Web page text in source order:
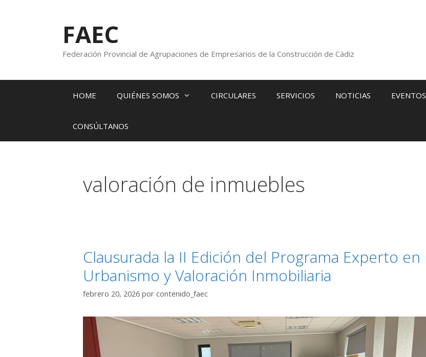
FAEC
Federación Provincial de Agrupaciones de Empresarios de la Construcción de Cádiz
HOME QUIÉNES SOMOS CIRCULARES SERVICIOS NOTICIAS EVENTOS
CONSÚLTANOS
valoración de inmuebles
Clausurada la II Edición del Programa Experto en
Urbanismo y Valoración Inmobiliaria
febrero 20, 2026 por contenido_faec